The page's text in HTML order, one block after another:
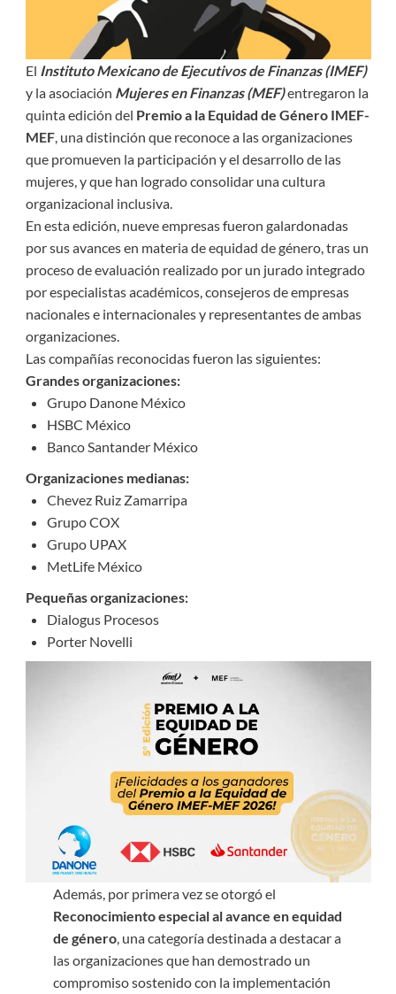
El Instituto Mexicano de Ejecutivos de Finanzas (IMEF)
y la asociación Mujeres en Finanzas (MEF)entregaron la
quinta edición del Premio a la Equidad de Género IMEF-
MEF, una distinción que reconoce a las organizaciones
que promueven la participación y el desarrollo de las
mujeres, y que han logrado consolidar una cultura
organizacional inclusiva.
En esta edición, nueve empresas fueron galardonadas
por sus avances en materia de equidad de género, tras un
proceso de evaluación realizado por un jurado integrado
por especialistas académicos, consejeros de empresas
nacionales e internacionales y representantes de ambas
organizaciones.
Las compañías reconocidas fueron las siguientes:
Grandes organizaciones:
Grupo Danone México
HSBC México
Banco Santander México
Organizaciones medianas:
Chevez Ruiz Zamarripa
Grupo COX
Grupo UPAX
MetLife México
Pequeñas organizaciones:
Dialogus Procesos
Porter Novelli
Además, por primera vez se otorgó el
Reconocimiento especial al avance en equidad
de género, una categoría destinada a destacar a
las organizaciones que han demostrado un
compromiso sostenido con la implementación